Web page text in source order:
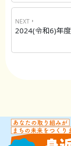
NEXT
2024(令和6)年